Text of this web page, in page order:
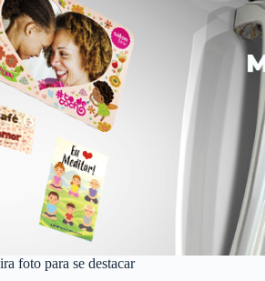
foto para se destacar